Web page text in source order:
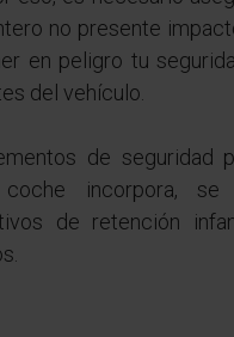
no presente
en peligro tu
del vehículo.
de seguridad
incorpora, se
de retención